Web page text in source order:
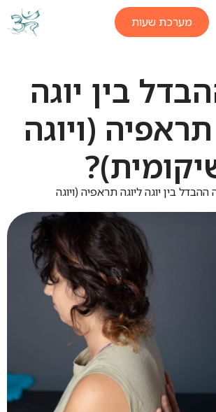
מערכת שעות
בין יוגה
(ויוגה
ההבדל בין יוגה ליוגה תראפיה (ויוגה